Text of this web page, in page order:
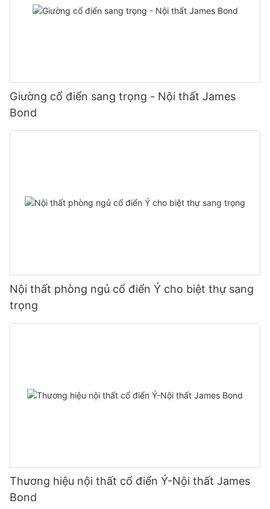
Giường cổ điển sang trọng - Nội thất James
Bond
Nội thất phòng ngủ cổ điển Ý cho biệt thự sang
trọng
Thương hiệu nội thất cổ điển Ý-Nội thất James
Bond